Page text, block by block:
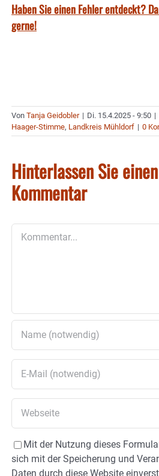
Haben Sie einen Fehler entdeckt?
gerne!
Von Tanja Geidobler | Di. 15.4.2025 - 9:50 |
Haager-Stimme, Landkreis Mühldorf | 0
Hinterlassen Sie einen
Kommentar
Mit der Nutzung dieses
sich mit der Speicherung und
Daten durch diese Website